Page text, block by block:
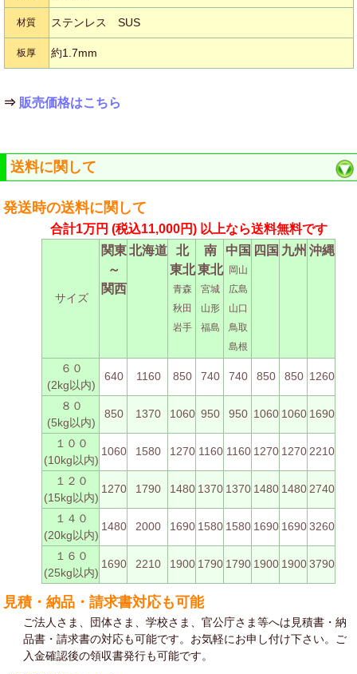
材質 ステンレス SUS
板厚 約1.7mm
⇒ 販売価格はこちら
送料に関して
発送時の送料に関して
合計1万円 (税込11,000円)以上なら送料無料です
サイズ
関東
～
関西
北海道
北
東北
青森
秋田
岩手
南
東北
宮城
山形
福島
中国
岡山
広島
山口
鳥取
島根
四国 九州 沖縄
６０
(2kg以内)
640 1160 850 740 740 850 850 1260
８０
(5kg以内)
850 1370 1060 950 950 1060 1060 1690
１００
(10kg以内)
1060 1580 1270 1160 1160 1270 12702210
１２０
(15kg以内)
1270 1790 1480 1370 1370 1480 14802740
１４０
(20kg以内)
1480 2000 1690 1580 1580 1690 16903260
１６０
(25kg以内)
1690 2210 1900 1790 1790 1900 19003790
見積・納品・請求書対応も可能
ご法人さま、団体さま、学校さま、官公庁さま等へは見積書・納
品書・請求書の対応も可能です。お気軽にお申し付け下さい。ご
入金確認後の領収書発行も可能です。